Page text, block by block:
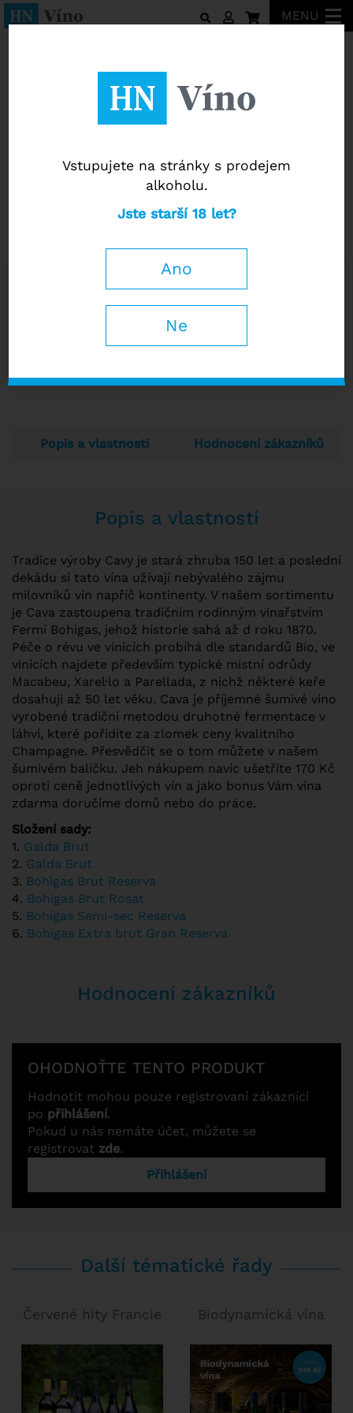
MENU
Letní šumivý balíček
Kč −
Popis a vlastnosti Hodnocení zákazníků
Popis a vlastnosti
Tradice výroby Cavy je stará zhruba 150 let a poslední
dekádu si tato vína užívají nebývalého zájmu
milovníků vín napříč kontinenty. V našem sortimentu
je Cava zastoupena tradičním rodinným vinařstvím
Fermí Bohigas, jehož historie sahá až d roku 1870.
Péče o révu ve vinicích probíhá dle standardů Bio, ve
vinicích najdete především typické místní odrůdy
Macabeu, Xarel·lo a Parellada, z nichž některé keře
dosahují až 50 let věku. Cava je příjemné šumivé víno
vyrobené tradiční metodou druhotné fermentace v
láhvi, které pořídíte za zlomek ceny kvalitního
Champagne. Přesvědčit se o tom můžete v našem
šumivém balíčku. Jeh nákupem navíc ušetříte 170 Kč
oproti ceně jednotlivých vín a jako bonus Vám vína
zdarma doručíme domů nebo do práce.
Složení sady:
1. Galda Brut
2. Galda Brut
3. Bohigas Brut Reserva
4. Bohigas Brut Rosat
5. Bohigas Semi-sec Reserva
6. Bohigas Extra brut Gran Reserva
Hodnocení zákazníků
OHODNOŤTE TENTO PRODUKT
Hodnotit mohou pouze registrovaní zákazníci
po přihlášení.
Pokud u nás nemáte účet, můžete se
registrovat zde.
Přihlášení
Další tématické řady
Červené hity Francie Biodynamická vína
Vstupujete na stránky s prodejem
alkoholu.
Jste starší 18 let?
Ano
Ne